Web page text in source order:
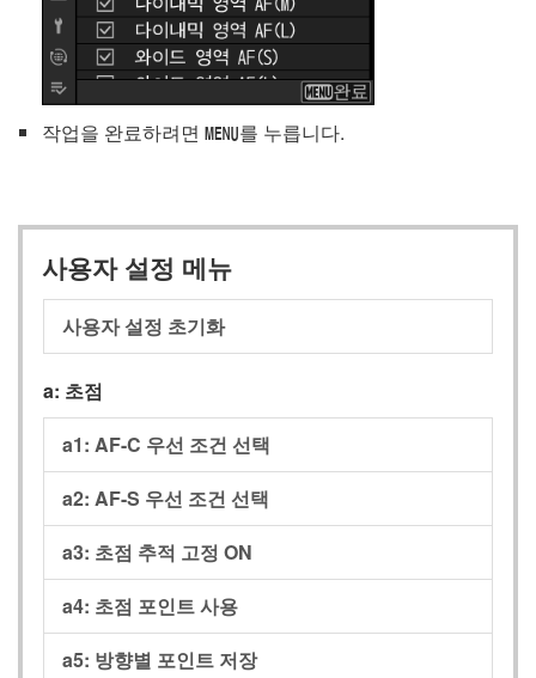
작업을 완료하려면 G 를 누릅니다.
사용자 설정 메뉴
사용자 설정 초기화
a: 초점
a1: AF-C 우선 조건 선택
a2: AF-S 우선 조건 선택
a3: 초점 추적 고정 ON
a4: 초점 포인트 사용
a5: 방향별 포인트 저장